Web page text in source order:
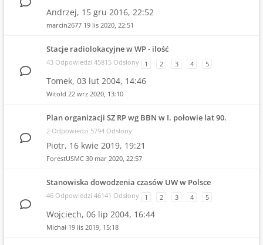
Andrzej, 15 gru 2016, 22:52
marcin2677 19 lis 2020, 22:51
Stacje radiolokacyjne w WP - ilość
43 Odpowiedzi 45815 Odsłony 1 2 3 4 5
Tomek, 03 lut 2004, 14:46
Witold 22 wrz 2020, 13:10
Plan organizacji SZ RP wg BBN w I. połowie lat 90.
2 Odpowiedzi 5794 Odsłony
Piotr, 16 kwie 2019, 19:21
ForestUSMC 30 mar 2020, 22:57
Stanowiska dowodzenia czasów UW w Polsce
46 Odpowiedzi 46141 Odsłony 1 2 3 4 5
Wojciech, 06 lip 2004, 16:44
Michał 19 lis 2019, 15:18